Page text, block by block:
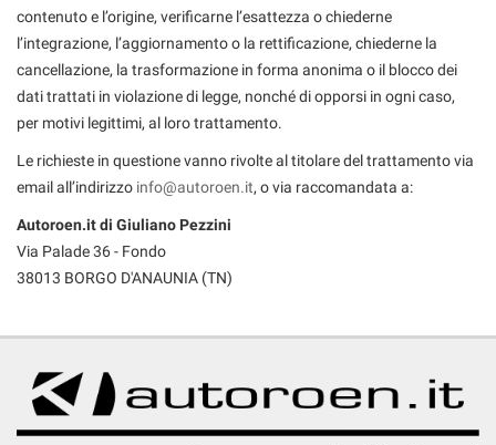
contenuto e l’origine, verificarne l’esattezza o chiederne
l’integrazione, l’aggiornamento o la rettificazione, chiederne la
cancellazione, la trasformazione in forma anonima o il blocco dei
dati trattati in violazione di legge, nonché di opporsi in ogni caso,
per motivi legittimi, al loro trattamento.
Le richieste in questione vanno rivolte al titolare del trattamento via
email all’indirizzo info@autoroen.it, o via raccomandata a:
Autoroen.it di Giuliano Pezzini
Via Palade 36 - Fondo
38013 BORGO D'ANAUNIA (TN)